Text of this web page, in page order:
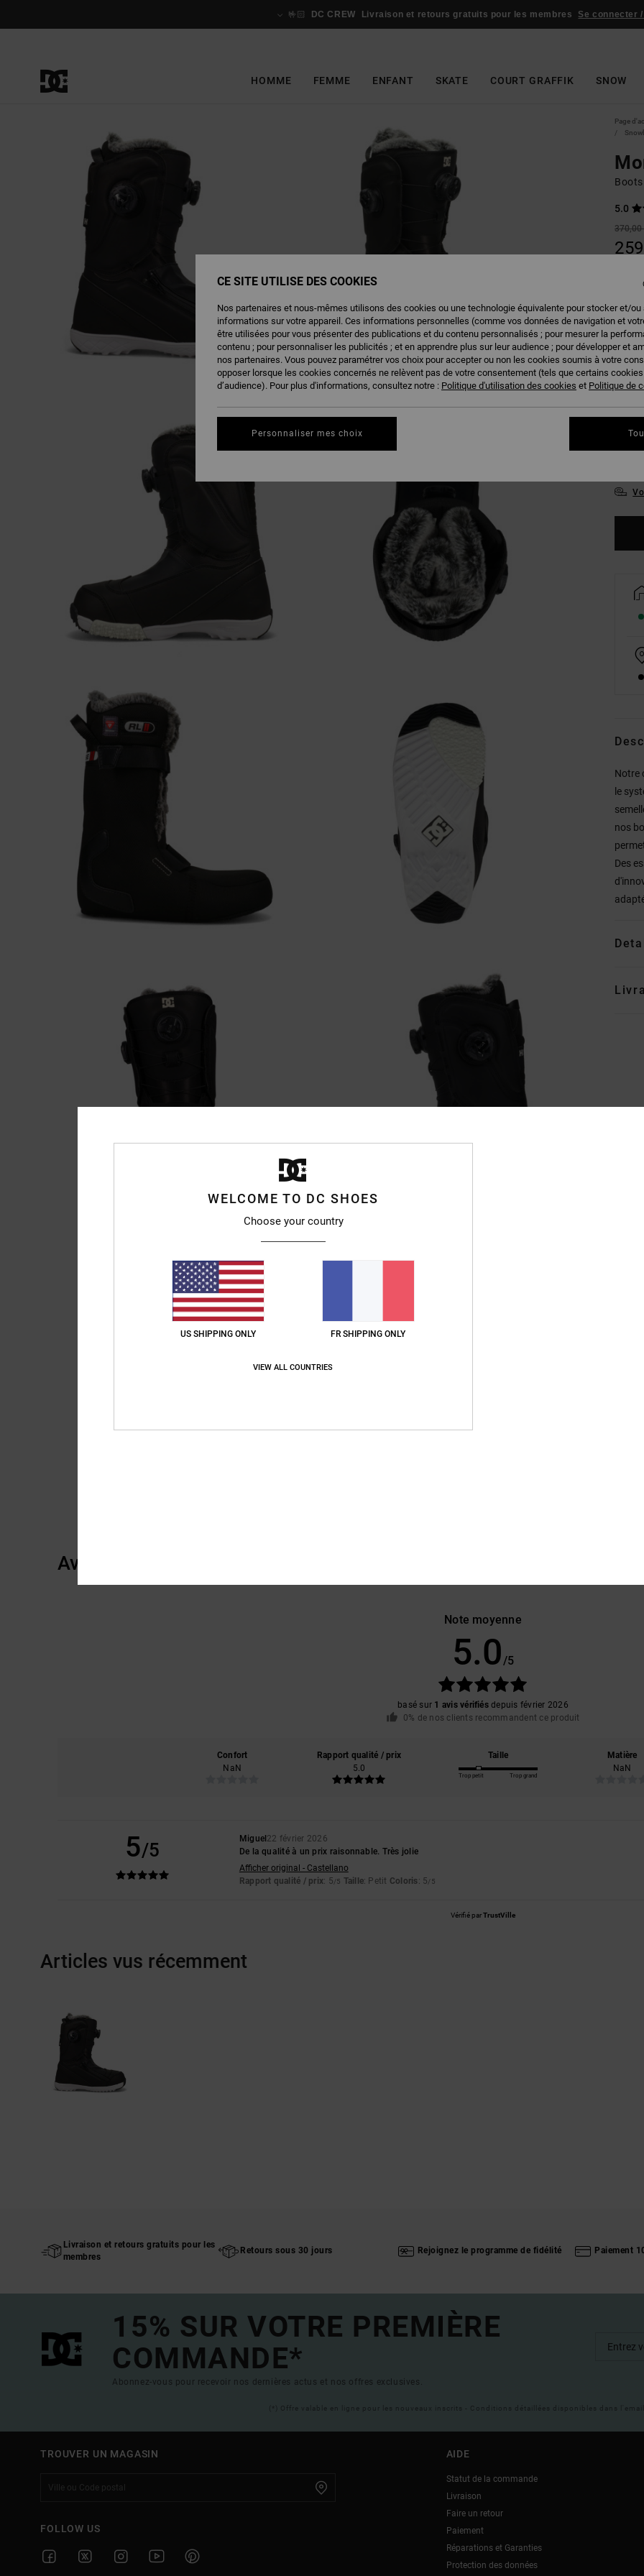
🤟🏻 DC CREW Livraison et retours gratuits pour les membres Se connecter
HOMME FEMME ENFANT SKATE COURT GRAFFIK SNOW
Page
5.0
370,00
Notre
le
nos
Des
Avis clients
Note moyenne
5.0/5
basé sur 1 avis vérifiésdepuis février 2026
0% de nos clients recommandent ce produit
Confort
NaN
Rapport qualité / prix
5.0
Taille
Trop petit Trop grand
Matière
NaN
5/5
Miguel 22 février 2026
De la qualité à un prix raisonnable. Très jolie
Afficher original - Castellano
Rapport qualité / prix: 5/5 Taille: Petit Coloris: 5/5
Vérifié parTrustVille
Articles vus récemment
Livraison et retours gratuits pour les
membres
Retours sous 30 jours Rejoignez le programme de fidélité Paiement
15% SUR VOTRE PREMIÈRE
COMMANDE*
Abonnez-vous pour recevoir nos dernières actus et nos offres exclusives.
(*) Offre valable en ligne pour les nouveaux inscrits - Conditions détaillées disponibles dans
TROUVER UN MAGASIN
FOLLOW US
AIDE
Statut de la commande
Livraison
Faire un retour
Paiement
Réparations et Garanties
Protection des données
WELCOME TO DC SHOES
Choose your country
US SHIPPING ONLY FR SHIPPING ONLY
VIEW ALL COUNTRIES
CE SITE UTILISE DES COOKIES
Nos partenaires et nous-mêmes utilisons des cookies ou une technologie équivalente pour stocker et/ou
informations sur votre appareil. Ces informations personnelles (comme vos données de navigation et
être utilisées pour vous présenter des publications et du contenu personnalisés ; pour mesurer la
contenu ; pour personnaliser les publicités ; et en apprendre plus sur leur audience ; pour développer et
nos partenaires. Vous pouvez paramétrer vos choix pour accepter ou non les cookies soumis à votre
opposer lorsque les cookies concernés ne relèvent pas de votre consentement (tels que certains
d’audience). Pour plus d'informations, consultez notre : Politique d'utilisation des cookies et Politique de
Personnaliser mes choix